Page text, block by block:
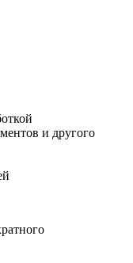
и другого